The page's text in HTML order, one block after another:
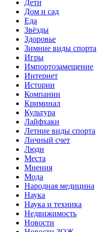
Дети
Дом и сад
Еда
Звёзды
Здоровье
Зимние виды спорта
Игры
Импортозамещение
Интернет
Истории
Компании
Криминал
Культура
Лайфхаки
Летние виды спорта
Личный счет
Люди
Места
Мнения
Мода
Народная медицина
Наука
Наука и техника
Недвижимость
Новости